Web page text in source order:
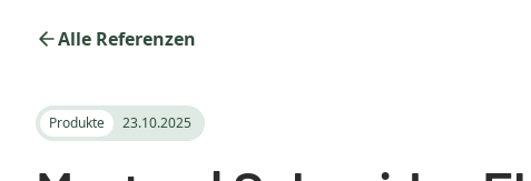
Alle Referenzen
Produkte 23.10.2025